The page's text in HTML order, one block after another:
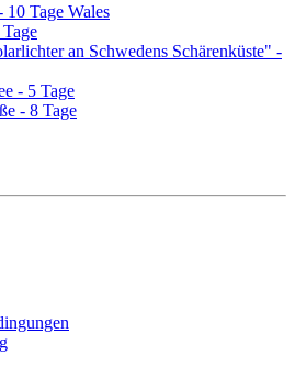
Tage Wales
an Schwedens Schärenküste" -
- 5 Tage
- 8 Tage